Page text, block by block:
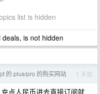
list is hidden
is not hidden
的 plus/pro 的购买网站 1 天前
点人民币进去直接订阅就